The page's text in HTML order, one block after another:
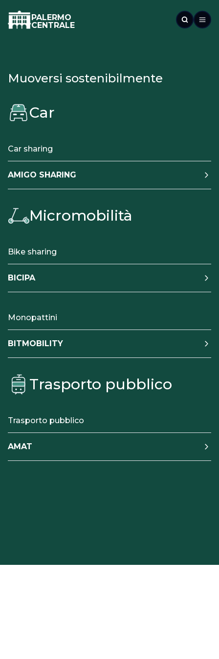
PALERMO
CENTRALE
Muoversi sostenibilmente
Car
Car sharing
AMIGO SHARING
Micromobilità
Bike sharing
BICIPA
Monopattini
BITMOBILITY
Trasporto pubblico
Trasporto pubblico
AMAT